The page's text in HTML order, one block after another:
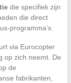
die specifiek zijn
die direct
programma’s.
via Eurocopter
op zich neemt. De
de
fabrikanten,